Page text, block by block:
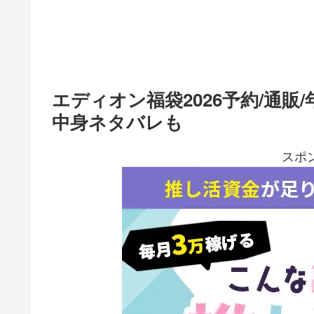
エディオン福袋2026予約/通販
中身ネタバレも
スポ